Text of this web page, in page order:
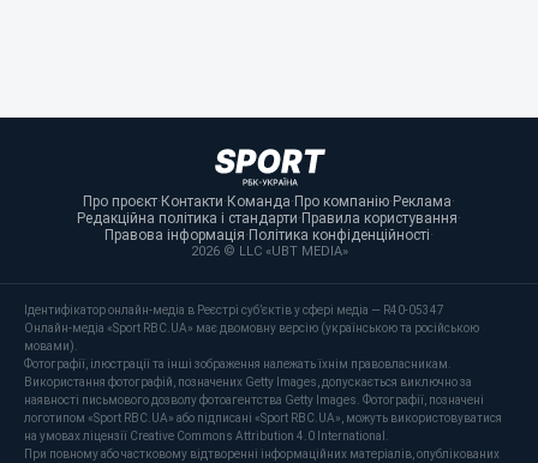
Про проєкт·Контакти·Команда·Про компанію·Реклама·
Редакційна політика і стандарти·Правила користування·
Правова інформація·Політика конфіденційності·
2026 © LLC «UBT MEDIA»
Ідентифікатор онлайн-медіа в Реєстрі суб’єктів у сфері медіа — R40-05347
Онлайн-медіа «Sport RBC.UA» має двомовну версію (українською та російською
мовами).
Фотографії, ілюстрації та інші зображення належать їхнім правовласникам.
Використання фотографій, позначених Getty Images, допускається виключно за
наявності письмового дозволу фотоагентства Getty Images. Фотографії, позначені
логотипом «Sport RBC.UA» або підписані «Sport RBC.UA», можуть використовуватися
на умовах ліцензії Creative Commons Attribution 4.0 International.
При повному або частковому відтворенні інформаційних матеріалів, опублікованих